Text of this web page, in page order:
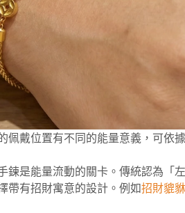
佩戴位置有不同的能量意義，可依
鍊是能量流動的關卡。傳統認為「
帶有招財寓意的設計。例如招財貔